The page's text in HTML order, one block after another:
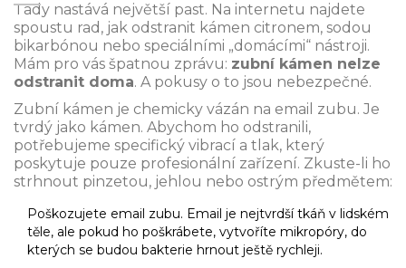
Tady nastává největší past. Na internetu najdete
spoustu rad, jak odstranit kámen citronem, sodou
bikarbónou nebo speciálními „domácími“ nástroji.
Mám pro vás špatnou zprávu: zubní kámen nelze
odstranit doma. A pokusy o to jsou nebezpečné.
Zubní kámen je chemicky vázán na email zubu. Je
tvrdý jako kámen. Abychom ho odstranili,
potřebujeme specifický vibrací a tlak, který
poskytuje pouze profesionální zařízení. Zkuste-li ho
strhnout pinzetou, jehlou nebo ostrým předmětem:
Poškozujete email zubu. Email je nejtvrdší tkáň v lidském
těle, ale pokud ho poškrábete, vytvoříte mikropóry, do
kterých se budou bakterie hrnout ještě rychleji.